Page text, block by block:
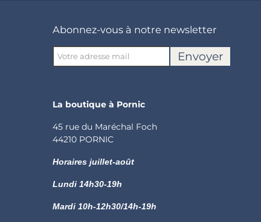
Abonnez-vous à notre newsletter
Envoyer
La boutique à Pornic
45 rue du Maréchal Foch
44210 PORNIC
Horaires juillet-août
Lundi 14h30-19h
Mardi 10h-12h30/14h-19h